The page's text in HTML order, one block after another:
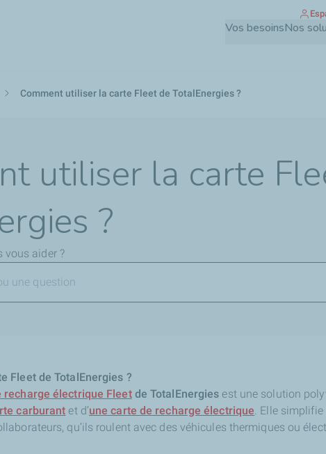
Vos besoinsNos
Comment utiliser la carte Fleet de TotalEnergies ?
utiliser la carte
?
vous aider ?
Fleet de TotalEnergies ?
électrique Fleet de TotalEnergies est une solution
carburant et d’une carte de recharge électrique . Elle
qu’ils roulent avec des véhicules thermiques ou